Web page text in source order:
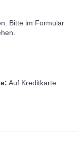
Bitte im Formular
Auf Kreditkarte